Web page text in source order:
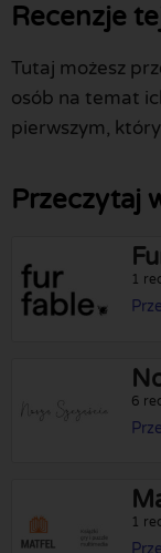
Recenzje
Tutaj możesz
osób na temat
pierwszym,
Przeczytaj
1
6
1